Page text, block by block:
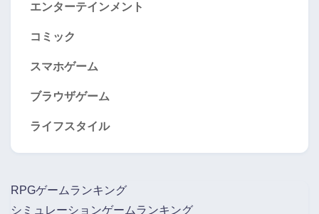
エンターテインメント
コミック
スマホゲーム
ブラウザゲーム
ライフスタイル
RPGゲームランキング
シミュレーションゲームランキング